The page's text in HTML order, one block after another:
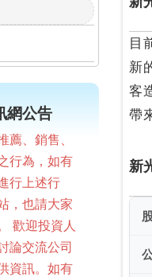
網公告
薦、銷售、
行為，如有
行上述行
，也請大家
歡迎投資人
論交流公司
資訊。如有
目
新
客
帶
新